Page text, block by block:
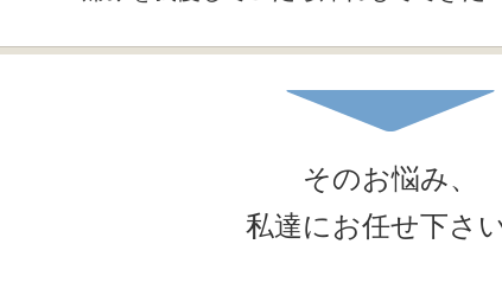
そのお悩み、
私達にお任せ下さ